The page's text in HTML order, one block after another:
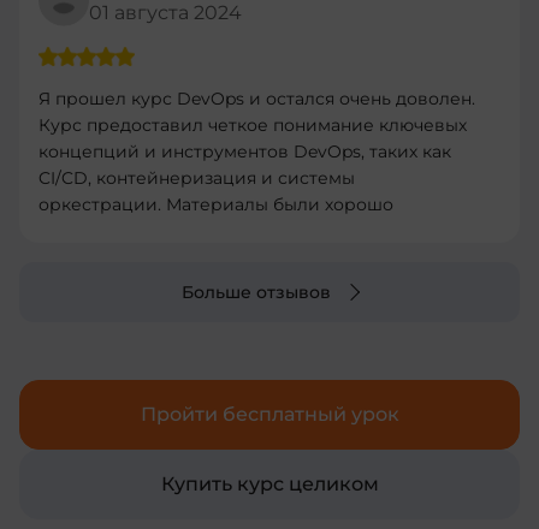
01 августа 2024
Я прошел курс DevOps и остался очень доволен.
Курс предоставил четкое понимание ключевых
концепций и инструментов DevOps, таких как
CI/CD, контейнеризация и системы
оркестрации. Материалы были хорошо
помогли закрепить теорию. Рекомендую этот
Больше отзывов
Пройти бесплатный урок
Купить курс целиком